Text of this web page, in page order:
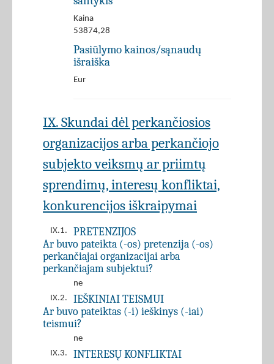
Kaina
53874,28
Pasiūlymo kainos/sąnaudų
išraiška
Eur
IX. Skundai dėl perkančiosios
organizacijos arba perkančiojo
subjekto veiksmų ar priimtų
sprendimų, interesų konfliktai,
konkurencijos iškraipymai
IX.1.
PRETENZIJOS
Ar buvo pateikta (-os) pretenzija (-os)
perkančiajai organizacijai arba
perkančiajam subjektui?
ne
IX.2.
IEŠKINIAI TEISMUI
Ar buvo pateiktas (-i) ieškinys (-iai)
teismui?
ne
IX.3.
INTERESŲ KONFLIKTAI